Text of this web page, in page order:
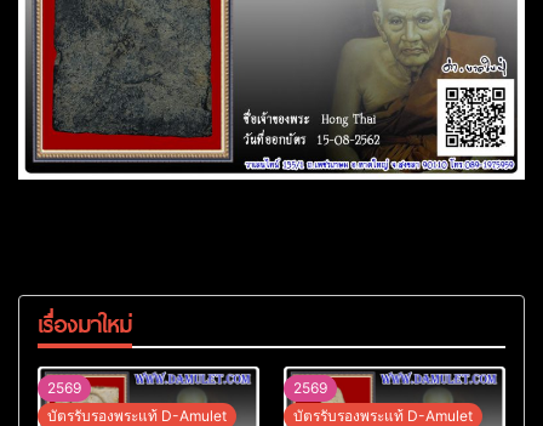
เรื่องมาใหม่
2569
บัตรรับรองพระแท้ D-Amulet
2569
บัตรรับรองพระแท้ D-Amulet